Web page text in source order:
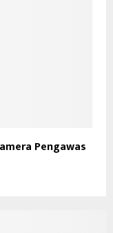
Pengawas